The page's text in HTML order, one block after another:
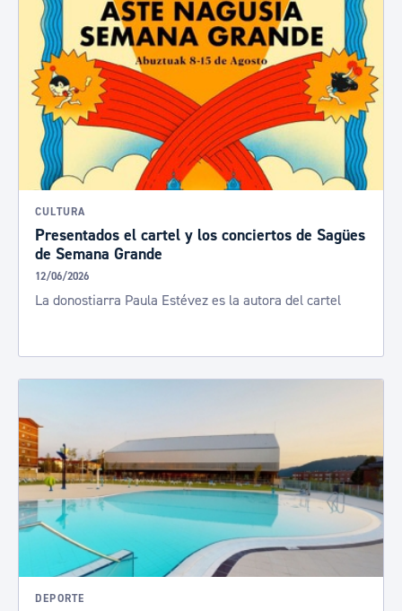
CULTURA
Presentados el cartel y los conciertos de Sagües
de Semana Grande
12/06/2026
La donostiarra Paula Estévez es la autora del cartel
DEPORTE